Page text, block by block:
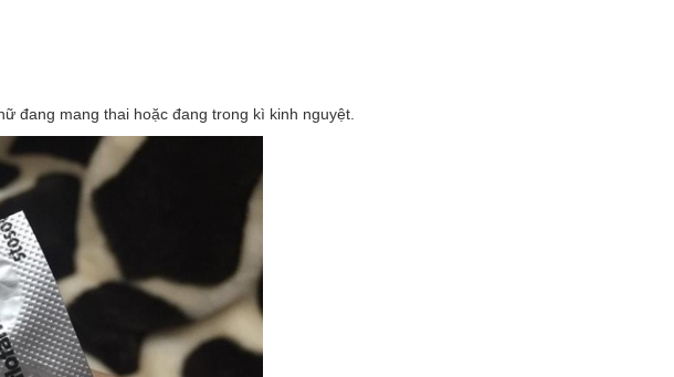
đang mang thai hoặc đang trong kì kinh nguyệt.